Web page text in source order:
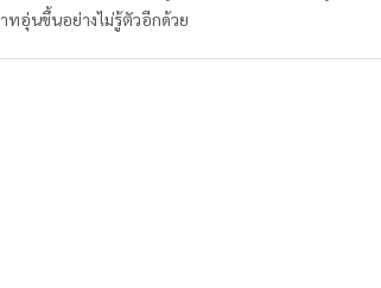
อุ่นขึ้นอย่างไม่รู้ตัวอีกด้วย